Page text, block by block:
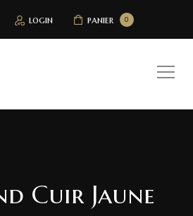
login 0
panier
Cuir Jaune